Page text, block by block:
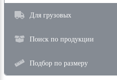
Для грузовых
Поиск по продукции
Подбор по размеру